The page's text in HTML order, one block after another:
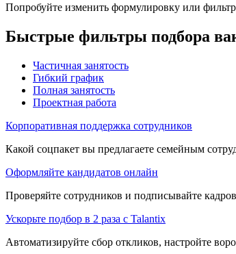
Попробуйте изменить формулировку или
Быстрые фильтры подбора
Частичная занятость
Гибкий график
Полная занятость
Проектная работа
Корпоративная поддержка сотрудников
Какой соцпакет вы предлагаете семейным
Оформляйте кандидатов онлайн
Проверяйте сотрудников и подписывайте
Ускорьте подбор в 2 раза с Talantix
Автоматизируйте сбор откликов, настройте